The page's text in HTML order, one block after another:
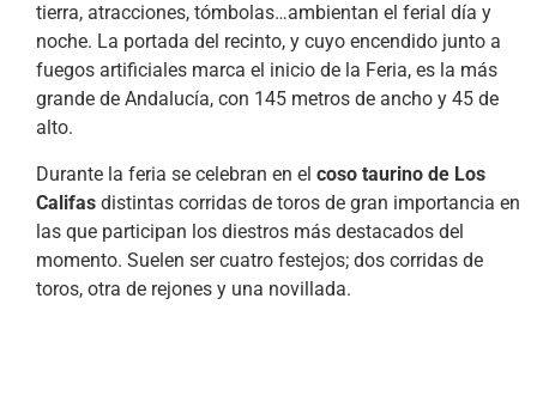
tierra, atracciones, tómbolas…ambientan el ferial día y
noche. La portada del recinto, y cuyo encendido junto a
fuegos artificiales marca el inicio de la Feria, es la más
grande de Andalucía, con 145 metros de ancho y 45 de
alto.
Durante la feria se celebran en el coso taurino de Los
Califas distintas corridas de toros de gran importancia en
las que participan los diestros más destacados del
momento. Suelen ser cuatro festejos; dos corridas de
toros, otra de rejones y una novillada.